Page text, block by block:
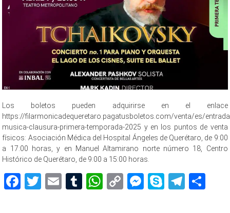
Los boletos pueden adquirirse en el enlace
https://filarmonicadequeretaro.pagatusboletos.com/venta/es/
musica-clausura-primera-temporada-2025 y en los puntos de venta
físicos: Asociación Médica del Hospital Ángeles de Querétaro, de 9:00
a 17:00 horas, y en Manuel Altamirano norte número 18, Centro
Histórico de Querétaro, de 9:00 a 15:00 horas.
Facebook
Twitter
EmailTumblr
WhatsApp
CopyMessenger
Skype